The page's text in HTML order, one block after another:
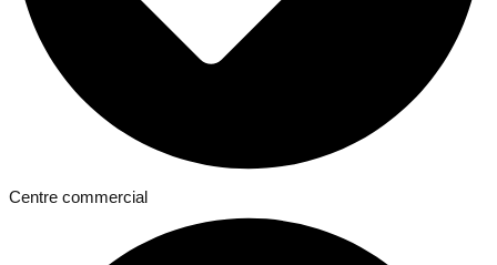
Centre commercial